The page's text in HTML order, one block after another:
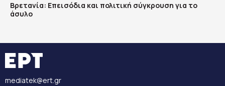
Βρετανία: Επεισόδια και πολιτική σύγκρουση για το
άσυλο
mediatek@ert.gr